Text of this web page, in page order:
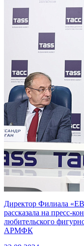
Директор Филиала
рассказала на пресс-
любительского
АРМФК